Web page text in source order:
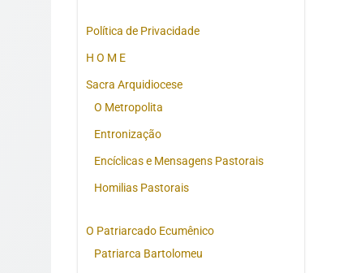
Política de Privacidade
H O M E
Sacra Arquidiocese
O Metropolita
Entronização
Encíclicas e Mensagens Pastorais
Homilias Pastorais
O Patriarcado Ecumênico
Patriarca Bartolomeu